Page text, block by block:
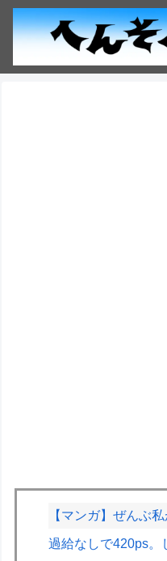
【マンガ】ぜんぶ
過給なしで420ps